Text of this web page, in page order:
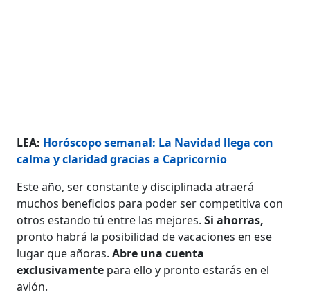
LEA: Horóscopo semanal: La Navidad llega con
calma y claridad gracias a Capricornio
Este año, ser constante y disciplinada atraerá
muchos beneficios para poder ser competitiva con
otros estando tú entre las mejores.Si ahorras,
pronto habrá la posibilidad de vacaciones en ese
lugar que añoras.Abre una cuenta
exclusivamente para ello y pronto estarás en el
avión.